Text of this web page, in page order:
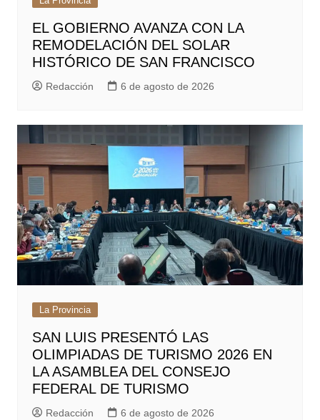
EL GOBIERNO AVANZA CON LA
REMODELACIÓN DEL SOLAR
HISTÓRICO DE SAN FRANCISCO
Redacción 6 de agosto de 2026
La Provincia
SAN LUIS PRESENTÓ LAS
OLIMPIADAS DE TURISMO 2026 EN
LA ASAMBLEA DEL CONSEJO
FEDERAL DE TURISMO
Redacción 6 de agosto de 2026